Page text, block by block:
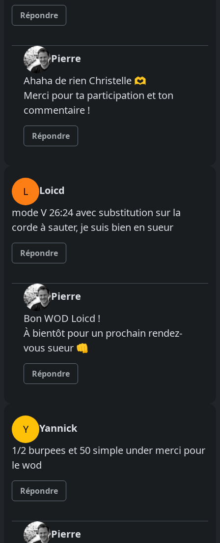
Répondre
Pierre
Ahaha de rien Christelle 🫶
Merci pour ta participation et ton
commentaire !
Répondre
L
Loicd
mode V 26:24 avec substitution sur la
corde à sauter, je suis bien en sueur
Répondre
Pierre
Bon WOD Loicd !
À bientôt pour un prochain rendez-
vous sueur 👊
Répondre
Y
Yannick
1/2 burpees et 50 simple under merci pour
le wod
Répondre
Pierre